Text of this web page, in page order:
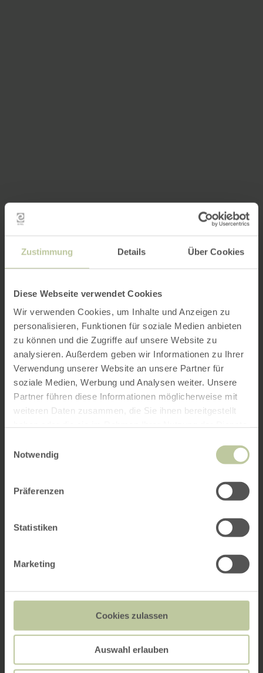
Zustimmung Details Über Cookies
Diese Webseite verwendet Cookies
Wir verwenden Cookies, um Inhalte und Anzeigen zu
personalisieren, Funktionen für soziale Medien anbieten
zu können und die Zugriffe auf unsere Website zu
analysieren. Außerdem geben wir Informationen zu Ihrer
Verwendung unserer Website an unsere Partner für
soziale Medien, Werbung und Analysen weiter. Unsere
Partner führen diese Informationen möglicherweise mit
weiteren Daten zusammen, die Sie ihnen bereitgestellt
Notwendig
Präferenzen
Statistiken
Marketing
Cookies zulassen
Auswahl erlauben